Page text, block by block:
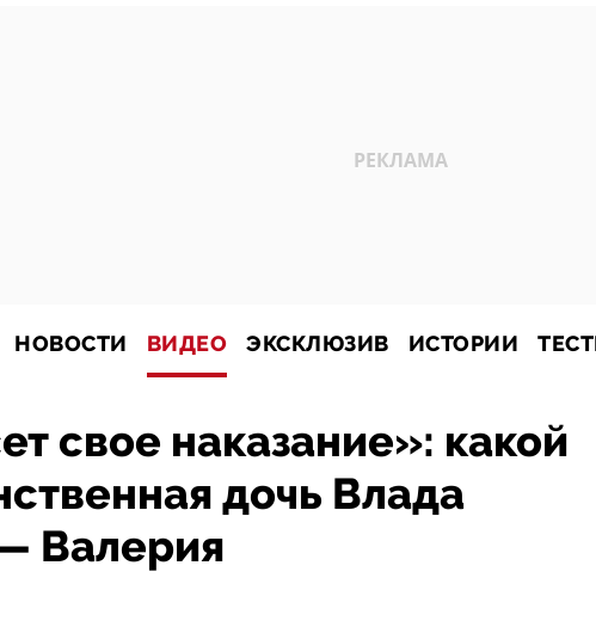
НОВОСТИ ВИДЕО ЭКСКЛЮЗИВ ИСТОРИИ
свое наказание»: какой
дочь Влада
Валерия